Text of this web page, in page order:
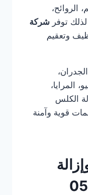
الروائح،
توفر شركة
وتعقيم
المرايا،
الكلس
قوية وآمنة